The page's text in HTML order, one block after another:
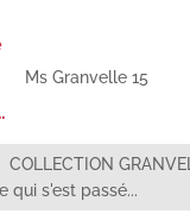
Ms Granvelle 15
COLLECTION
qui s'est passé...